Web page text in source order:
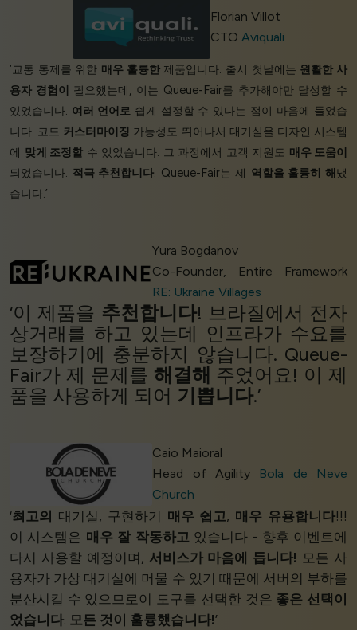
Florian Villot
CTO Aviquali
‘교통 통제를 위한 매우 훌륭한제품입니다. 출시 첫날에는 원활한 사
용자 경험이 필요했는데, 이는 Queue-Fair를 추가해야만 달성할 수
있었습니다. 여러 언어로쉽게 설정할 수 있다는 점이 마음에 들었습
니다. 코드 커스터마이징 가능성도 뛰어나서 대기실을 디자인 시스템
에 맞게 조정할 수 있었습니다. 그 과정에서 고객 지원도 매우 도움이
되었습니다. 적극 추천합니다. Queue-Fair는 제 역할을 훌륭히 해냈
습니다.’
Yura Bogdanov
Co-Founder, Entire Framework
RE: Ukraine Villages
‘이 제품을 추천합니다! 브라질에서 전자
상거래를 하고 있는데 인프라가 수요를
보장하기에 충분하지 않습니다. Queue-
Fair가 제 문제를 해결해 주었어요! 이 제
품을 사용하게 되어 기쁩니다.’
Caio Maioral
Head of Agility Bola de Neve
Church
‘최고의 대기실, 구현하기 매우 쉽고, 매우 유용합니다!!!
이 시스템은 매우 잘 작동하고 있습니다 - 향후 이벤트에
다시 사용할 예정이며, 서비스가 마음에 듭니다! 모든 사
용자가 가상 대기실에 머물 수 있기 때문에 서버의 부하를
분산시킬 수 있으므로이 도구를 선택한 것은 좋은 선택이
었습니다. 모든 것이 훌륭했습니다!’